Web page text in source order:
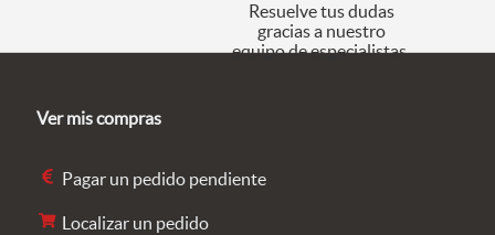
Resuelve tus dudas
gracias a nuestro
equipo de especialistas.
Ver mis compras
Pagar un pedido pendiente
Localizar un pedido